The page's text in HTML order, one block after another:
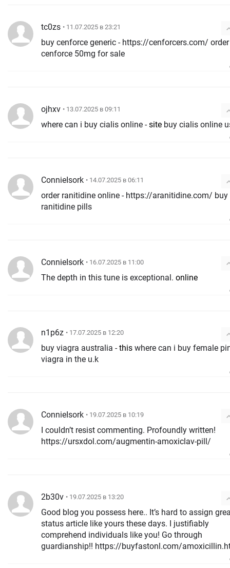
tc0zs • 11.07.2025 в 23:21
buy cenforce generic - https://cenforcers.com/ order
cenforce 50mg for sale
ojhxv • 13.07.2025 в 09:11
where can i buy cialis online -site buy cialis online
ConnieIsork • 14.07.2025 в 06:11
order ranitidine online - https://aranitidine.com/ buy
ranitidine pills
ConnieIsork • 16.07.2025 в 11:00
The depth in this tune is exceptional. online
n1p6z • 17.07.2025 в 12:20
buy viagra australia -this where can i buy female
viagra in the u.k
ConnieIsork • 19.07.2025 в 10:19
I couldn’t resist commenting. Profoundly written!
https://ursxdol.com/augmentin-amoxiclav-pill/
2b30v • 19.07.2025 в 13:20
Good blog you possess here.. It’s hard to assign
status article like yours these days. I justifiably
comprehend individuals like you! Go through
guardianship!! https://buyfastonl.com/